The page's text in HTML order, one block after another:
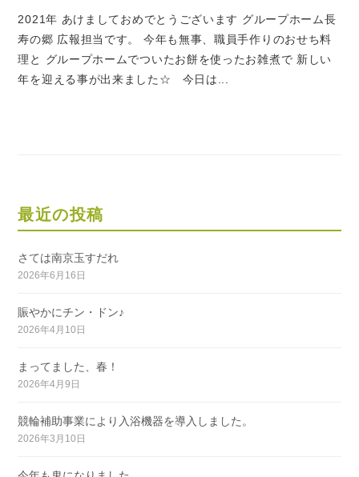
2021年 あけましておめでとうございます グループホーム長
寿の郷 広報担当です。 今年も無事、職員手作りのおせち料
理と グループホームでついたお餅を使ったお雑煮で 新しい
年を迎える事が出来ました☆ 今日は...
最近の投稿
さては南京玉すだれ
2026年6月16日
賑やかにチン・ドン♪
2026年4月10日
まってました、春！
2026年4月9日
競輪補助事業により入浴機器を導入しました。
2026年3月10日